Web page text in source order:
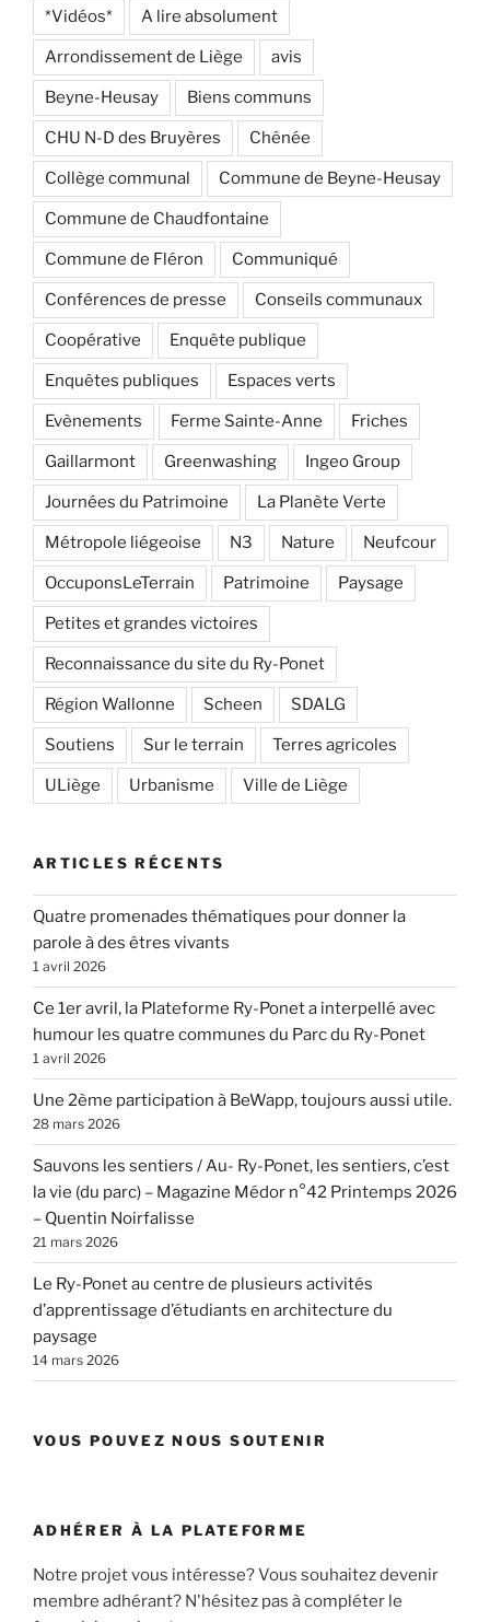
*Vidéos* A lire absolument
Arrondissement de Liège avis
Beyne-Heusay Biens communs
CHU N-D des Bruyères Chênée
Collège communal Commune de Beyne-Heusay
Commune de Chaudfontaine
Commune de Fléron Communiqué
Conférences de presse Conseils communaux
Coopérative Enquête publique
Enquêtes publiques Espaces verts
Evènements Ferme Sainte-Anne Friches
Gaillarmont Greenwashing Ingeo Group
Journées du Patrimoine La Planète Verte
Métropole liégeoise N3 Nature Neufcour
OccuponsLeTerrain Patrimoine Paysage
Petites et grandes victoires
Reconnaissance du site du Ry-Ponet
Région Wallonne Scheen SDALG
Soutiens Sur le terrain Terres agricoles
ULiège Urbanisme Ville de Liège
ARTICLES RÉCENTS
Quatre promenades thématiques pour donner la
parole à des êtres vivants
1 avril 2026
Ce 1er avril, la Plateforme Ry-Ponet a interpellé avec
humour les quatre communes du Parc du Ry-Ponet
1 avril 2026
Une 2ème participation à BeWapp, toujours aussi utile.
28 mars 2026
Sauvons les sentiers / Au- Ry-Ponet, les sentiers, c’est
la vie (du parc) – Magazine Médor n°42 Printemps 2026
– Quentin Noirfalisse
21 mars 2026
Le Ry-Ponet au centre de plusieurs activités
d’apprentissage d’étudiants en architecture du
paysage
14 mars 2026
VOUS POUVEZ NOUS SOUTENIR
ADHÉRER À LA PLATEFORME
Notre projet vous intéresse? Vous souhaitez devenir
membre adhérant? N'hésitez pas à compléter le